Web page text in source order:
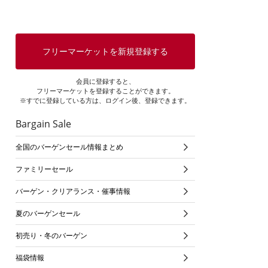
フリーマーケットを新規登録する
会員に登録すると、
フリーマーケットを登録することができます。
※すでに登録している方は、ログイン後、登録できます。
Bargain Sale
全国のバーゲンセール情報まとめ
ファミリーセール
バーゲン・クリアランス・催事情報
夏のバーゲンセール
初売り・冬のバーゲン
福袋情報